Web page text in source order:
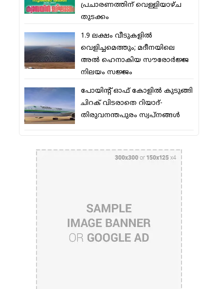
പ്രചാരണത്തിന് വെള്ളിയാഴ്ച
തുടക്കം
1.9 ലക്ഷം വീടുകളില്‍
വെളിച്ചമെത്തും; മദീനയിലെ
അല്‍ ഹെനാകിയ സൗരോര്‍ജ്ജ
നിലയം സജ്ജം
പോയിന്റ് ഓഫ് കോളില്‍ കുടുങ്ങി
ചിറക് വിടരാതെ റിയാദ്-
തിരുവനന്തപുരം സ്വപ്നങ്ങള്‍